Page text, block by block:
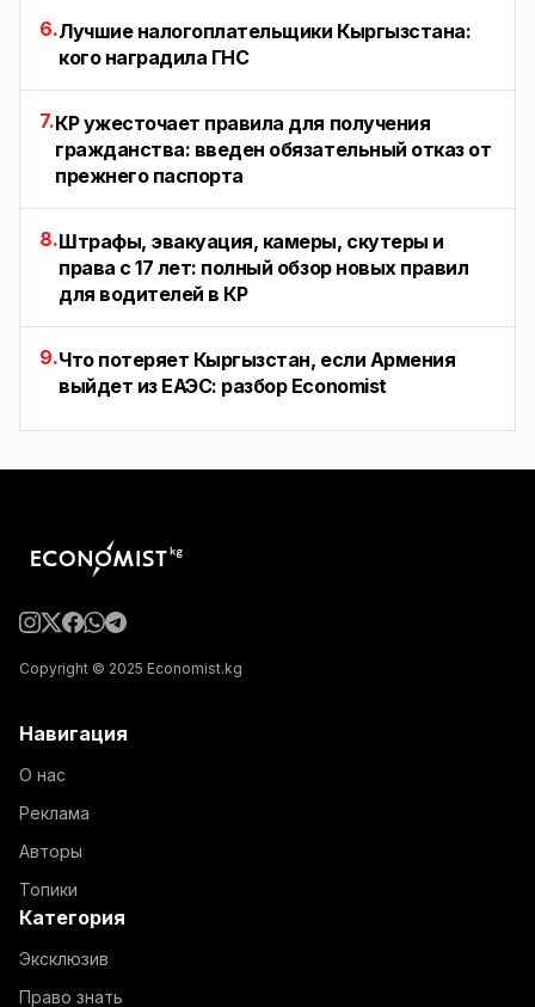
6.Лучшие налогоплательщики Кыргызстана:
кого наградила ГНС
7.КР ужесточает правила для получения
гражданства: введен обязательный отказ от
прежнего паспорта
8.Штрафы, эвакуация, камеры, скутеры и
права с 17 лет: полный обзор новых правил
для водителей в КР
9.Что потеряет Кыргызстан, если Армения
выйдет из ЕАЭС: разбор Economist
Copyright © 2025 Economist.kg
Навигация
О нас
Реклама
Авторы
Топики
Категория
Эксклюзив
Право знать